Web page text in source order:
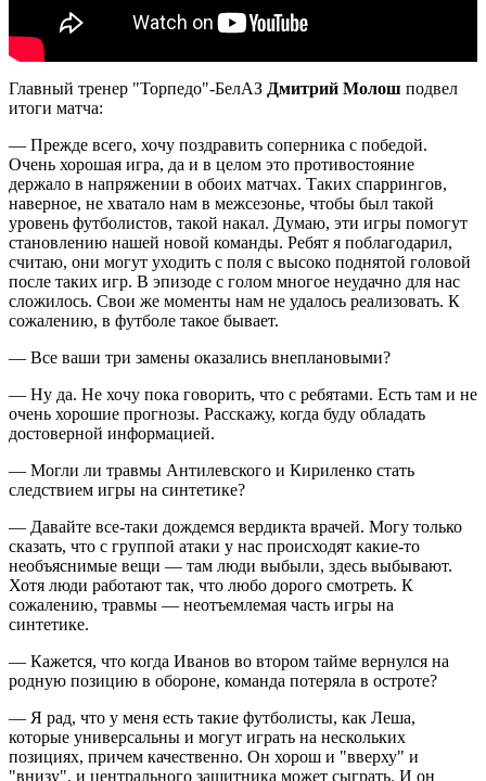
Главный тренер "Торпедо"-БелАЗ Дмитрий Молош подвел
итоги матча:
— Прежде всего, хочу поздравить соперника с победой.
Очень хорошая игра, да и в целом это противостояние
держало в напряжении в обоих матчах. Таких спаррингов,
наверное, не хватало нам в межсезонье, чтобы был такой
уровень футболистов, такой накал. Думаю, эти игры помогут
становлению нашей новой команды. Ребят я поблагодарил,
считаю, они могут уходить с поля с высоко поднятой головой
после таких игр. В эпизоде с голом многое неудачно для нас
сложилось. Свои же моменты нам не удалось реализовать. К
сожалению, в футболе такое бывает.
— Все ваши три замены оказались внеплановыми?
— Ну да. Не хочу пока говорить, что с ребятами. Есть там и не
очень хорошие прогнозы. Расскажу, когда буду обладать
достоверной информацией.
— Могли ли травмы Антилевского и Кириленко стать
следствием игры на синтетике?
— Давайте все-таки дождемся вердикта врачей. Могу только
сказать, что с группой атаки у нас происходят какие-то
необъяснимые вещи — там люди выбыли, здесь выбывают.
Хотя люди работают так, что любо дорого смотреть. К
сожалению, травмы — неотъемлемая часть игры на
синтетике.
— Кажется, что когда Иванов во втором тайме вернулся на
родную позицию в обороне, команда потеряла в остроте?
— Я рад, что у меня есть такие футболисты, как Леша,
которые универсальны и могут играть на нескольких
позициях, причем качественно. Он хорош и "вверху" и
"внизу", и центрального защитника может сыграть. И он